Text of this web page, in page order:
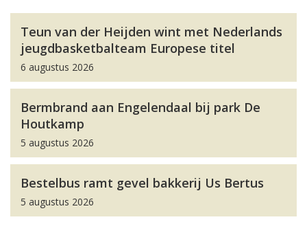
Teun van der Heijden wint met Nederlands
jeugdbasketbalteam Europese titel
6 augustus 2026
Bermbrand aan Engelendaal bij park De
Houtkamp
5 augustus 2026
Bestelbus ramt gevel bakkerij Us Bertus
5 augustus 2026